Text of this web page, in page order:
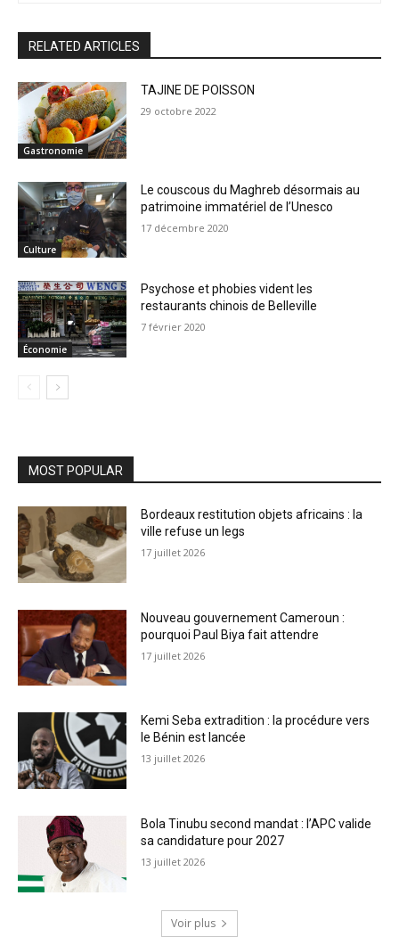
RELATED ARTICLES
Gastronomie
TAJINE DE POISSON
29 octobre 2022
Culture
Le couscous du Maghreb désormais au
patrimoine immatériel de l’Unesco
17 décembre 2020
Économie
Psychose et phobies vident les
restaurants chinois de Belleville
7 février 2020
MOST POPULAR
Bordeaux restitution objets africains : la
ville refuse un legs
17 juillet 2026
Nouveau gouvernement Cameroun :
pourquoi Paul Biya fait attendre
17 juillet 2026
Kemi Seba extradition : la procédure vers
le Bénin est lancée
13 juillet 2026
Bola Tinubu second mandat : l’APC valide
sa candidature pour 2027
13 juillet 2026
Voir plus